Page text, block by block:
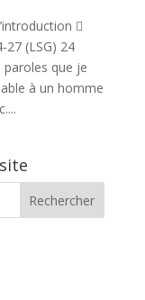

(LSG) 24
paroles que je
à un homme